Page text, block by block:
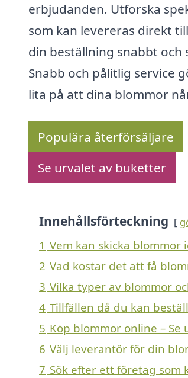
erbjudanden. Utforska
som kan levereras direkt
din beställning snabbt och
Snabb och pålitlig service
lita på att dina blommor
Populära återförsäljare
Se urvalet av buketter
Innehållsförteckning
1 Vem kan skicka blommor
2 Vad kostar det att få
3 Vilka typer av blommor
4 Tillfällen då du kan
5 Köp blommor online – Se
6 Välj leverantör för din
7 Sök efter ett företag som